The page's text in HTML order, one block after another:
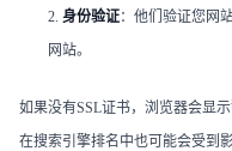
身份验证：他们验证您网
网站。
如果没有SSL证书，浏览器会显
在搜索引擎排名中也可能会受到